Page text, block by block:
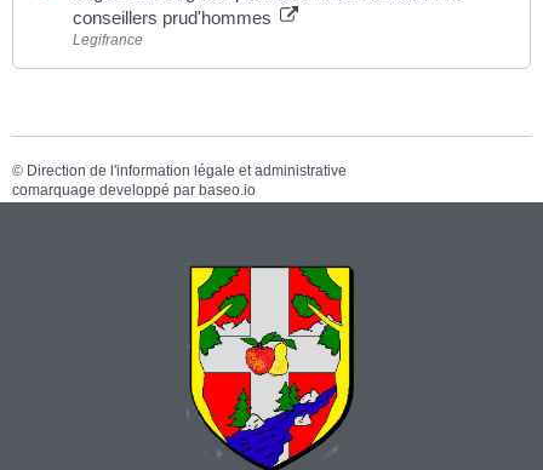
conseillers prud'hommes
Legifrance
© Direction de l'information légale et administrative
comarquage developpé par baseo.io